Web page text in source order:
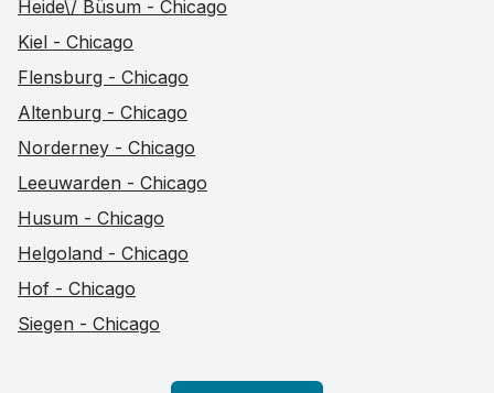
Heide\/ Büsum - Chicago
Kiel - Chicago
Flensburg - Chicago
Altenburg - Chicago
Norderney - Chicago
Leeuwarden - Chicago
Husum - Chicago
Helgoland - Chicago
Hof - Chicago
Siegen - Chicago